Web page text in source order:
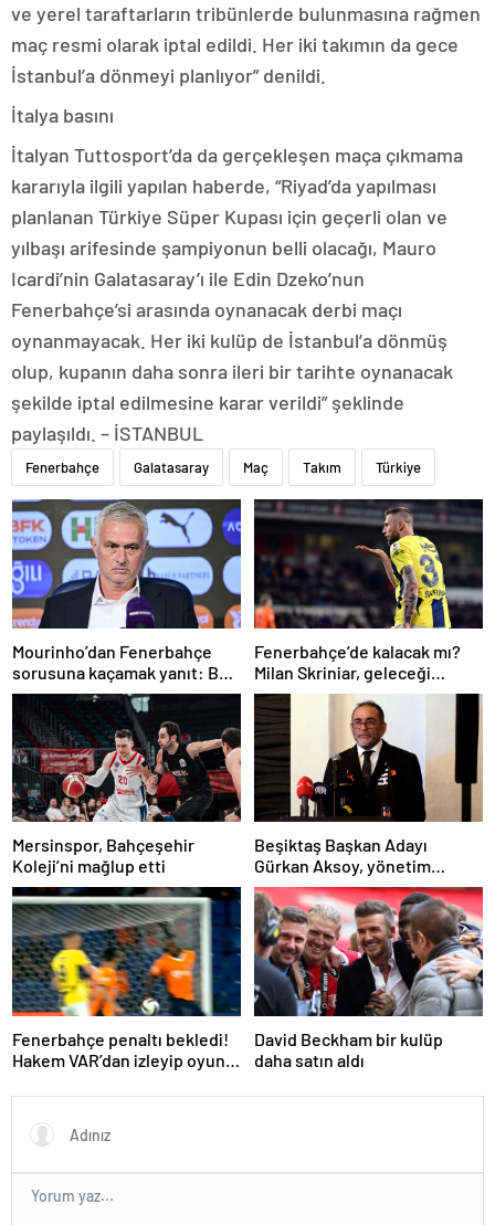
ve yerel taraftarların tribünlerde bulunmasına rağmen
maç resmi olarak iptal edildi. Her iki takımın da gece
İstanbul’a dönmeyi planlıyor” denildi.
İtalya basını
İtalyan Tuttosport’da da gerçekleşen maça çıkmama
kararıyla ilgili yapılan haberde, “Riyad’da yapılması
planlanan Türkiye Süper Kupası için geçerli olan ve
yılbaşı arifesinde şampiyonun belli olacağı, Mauro
Icardi’nin Galatasaray’ı ile Edin Dzeko’nun
Fenerbahçe’si arasında oynanacak derbi maçı
oynanmayacak. Her iki kulüp de İstanbul’a dönmüş
olup, kupanın daha sonra ileri bir tarihte oynanacak
şekilde iptal edilmesine karar verildi” şeklinde
paylaşıldı. – İSTANBUL
Fenerbahçe Galatasaray Maç Takım Türkiye
Mourinho’dan Fenerbahçe
sorusuna kaçamak yanıt: Bu
soruyu anlamadım
Fenerbahçe’de kalacak mı?
Milan Skriniar, geleceği
hakkında konuştu
Mersinspor, Bahçeşehir
Koleji’ni mağlup etti
Beşiktaş Başkan Adayı
Gürkan Aksoy, yönetim
kurulunu tanıttı
Fenerbahçe penaltı bekledi!
Hakem VAR’dan izleyip oyunu
David Beckham bir kulüp
daha satın aldı